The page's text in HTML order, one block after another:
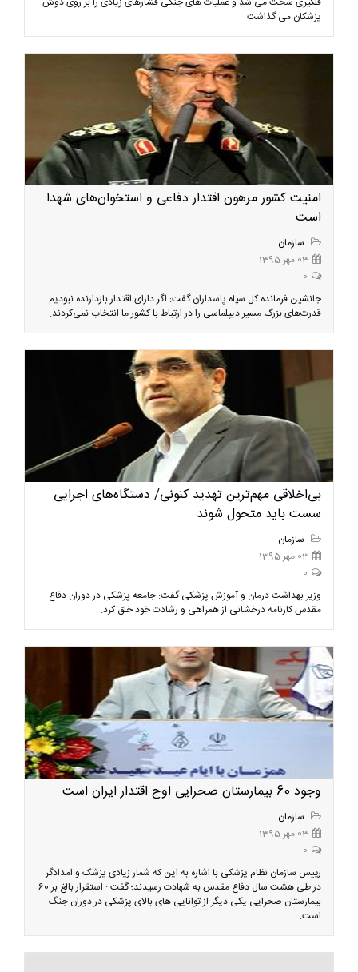
پزشکان می گذاشت
امنیت کشور مرهون اقتدار دفاعی و استخوان‌های شهدا
است
سازمان
03 مهر 1395
0
جانشین فرمانده کل سپاه پاسداران گفت: اگر دارای اقتدار بازدارنده نبودیم
قدرت‌های بزرگ مسیر دیپلماسی را در ارتباط با کشور ما انتخاب نمی‌کردند.
بی‌اخلاقی مهم‌ترین تهدید کنونی/ دستگاه‌های اجرایی
سست باید متحول شوند
سازمان
03 مهر 1395
0
وزیر بهداشت درمان و آموزش پزشکی گفت: جامعه پزشکی در دوران دفاع
مقدس کارنامه درخشانی از همراهی و رشادت خود خلق کرد.
وجود 60 بیمارستان صحرایی اوج اقتدار ایران است
سازمان
03 مهر 1395
0
رییس سازمان نظام پزشکی با اشاره به این که شمار زیادی پزشک و امدادگر
در طی هشت سال دفاع مقدس به شهادت رسیدند؛ گفت : استقرار بالغ بر 60
بیمارستان صحرایی یکی دیگر از توانایی های بالای پزشکی در دوران جنگ
است.